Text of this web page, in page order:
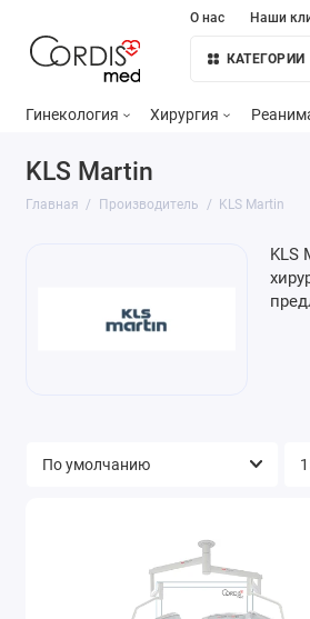
О нас Наши
КАТЕГОРИИ
Гинекология Хирургия
KLS Martin
Главная Производитель KLS Martin
KLS